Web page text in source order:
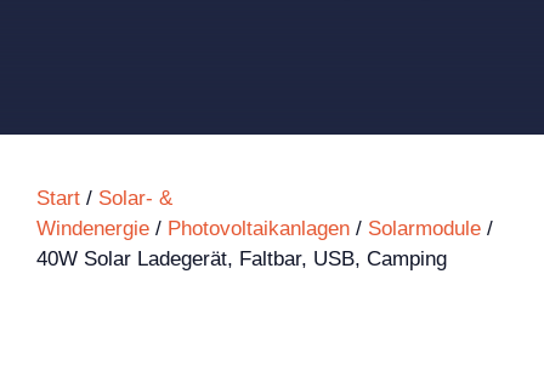
Start / Solar- &
Windenergie / Photovoltaikanlagen / Solarmodule /
40W Solar Ladegerät, Faltbar, USB, Camping